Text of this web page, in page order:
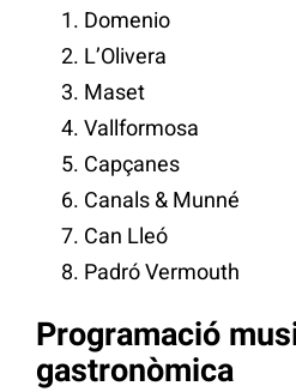
Domenio
L’Olivera
Maset
Vallformosa
Capçanes
Canals & Munné
Can Lleó
Padró Vermouth
Programació
gastronòmica